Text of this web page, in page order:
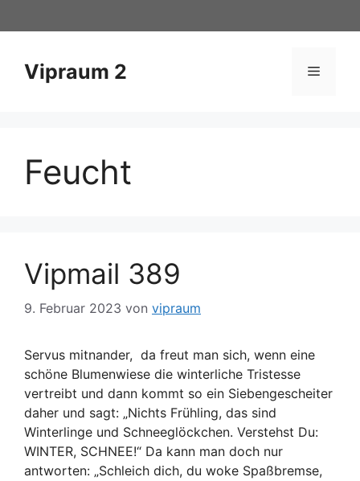
Inhalt
Vipraum 2 Menü
Feucht
Vipmail 389
9. Februar 2023 von vipraum
Servus mitnander, da freut man sich, wenn eine
schöne Blumenwiese die winterliche Tristesse
vertreibt und dann kommt so ein Siebengescheiter
daher und sagt: „Nichts Frühling, das sind
Winterlinge und Schneeglöckchen. Verstehst Du:
WINTER, SCHNEE!“ Da kann man doch nur
antworten: „Schleich dich, du woke Spaßbremse,